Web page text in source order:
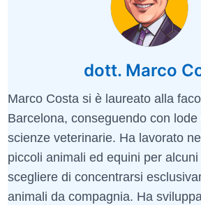
dott. Marco
Marco Costa si è laureato alla
Barcelona, conseguendo con
scienze veterinarie. Ha lavorato
piccoli animali ed equini per
scegliere di concentrarsi
animali da compagnia. Ha